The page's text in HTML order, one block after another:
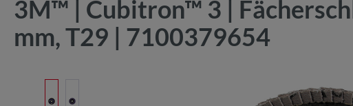
3M™ | Cubitron™ 3 |
mm, T29 | 7100379654